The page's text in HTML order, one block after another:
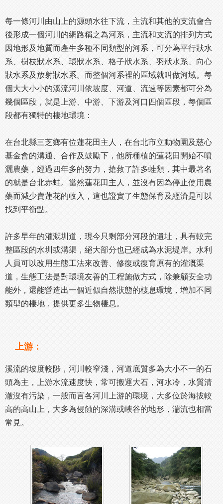
每一條河川由山上的源頭水往下流，主流和其他的支流會合
後形成一個河川的網路稱之為河系，主流和支流的排列方式
因地形及地質而產生多種不同類型的河系，可分為平行狀水
系、樹枝狀水系、環狀水系、格子狀水系、羽狀水系、向心
狀水系及放射狀水系。而整個河系裡的區域就叫做河域。每
個大大小小的溪流河川依坡度、河道、流速等因素都可分為
幾個區段，就是上游、中游、下游及河口四個區段，每個區
段都有獨特的棲地環境：
在台北縣三芝鄉有位蓮花田主人，在台北市立動物園及慈心
基金會的溝通、合作及鼓勵下，他所種植的蓮花田開始不噴
灑農藥，經過四年多的努力，搶救了許多蛙類，其中最著名
的就是台北赤蛙。當然蓮花田主人，並沒有因為停止使用農
藥而減少賣蓮花的收入，這也證實了生態保育及經濟是可以
找到平衡點。
許多早年的灌溉圳道，現今只剩部分河段的遺址，具有較完
整區段的水圳或溝渠，絕大部分也已經成為水泥堤岸。水利
人員可以改用生態工法來改善、修復或復育原有的灌溉渠
道，生態工法是對環境友善的工程施做方式，除兼顧安全功
能外，還能營造出一個近似自然狀態的棲息環境，增加不同
類型的棲地，提供更多生物棲息。
上游：
溪流的坡度較陟，河川較窄淺，河道底質多為大小不一的石
頭為主，上游水流速度快，常可搬運大石，河水冷，水質清
澈沒有污染，一般而言各河川上游的環境，大多位於海拔較
高的高山上，大多為侵蝕的深溝或峽谷的地形，湍流也相當
常見。